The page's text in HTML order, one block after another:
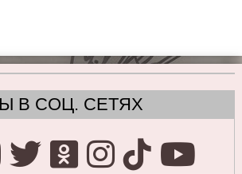
В СОЦ. СЕТЯХ